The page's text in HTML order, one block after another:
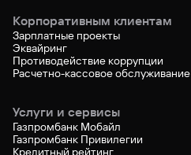
Корпоративным клиентам
Зарплатные проекты
Эквайринг
Противодействие коррупции
Расчетно-кассовое обслуживание
Услуги и сервисы
Газпромбанк Мобайл
Газпромбанк Привилегии
Кредитный рейтинг